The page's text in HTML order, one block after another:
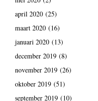
april 2020(25)
maart 2020(16)
januari 2020(13)
december 2019(8)
november 2019(26)
oktober 2019(51)
september 2019(10)